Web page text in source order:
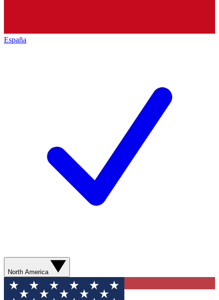
España
North America